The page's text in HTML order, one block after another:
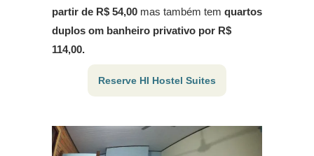
partir de R$ 54,00 mas também tem quartos
duplos om banheiro privativo por R$
114,00.
Reserve HI Hostel Suites